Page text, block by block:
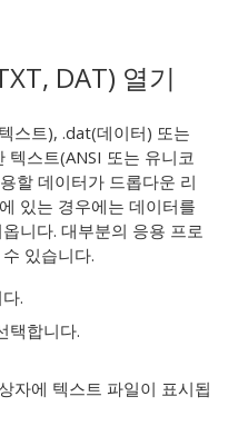
DAT) 열기
스트), .dat(데이터) 또는
텍스트(ANSI 또는 유니코
할 데이터가 드롭다운 리
있는 경우에는 데이터를
니다. 대부분의 응용 프로
있습니다.
.
택합니다.
자에 텍스트 파일이 표시됩